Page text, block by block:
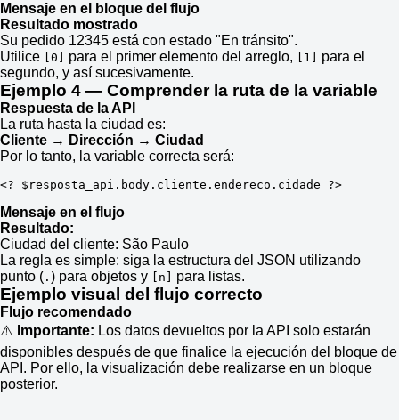
Mensaje en el bloque del flujo
Resultado mostrado
Su pedido 12345 está con estado "En tránsito".
Utilice
[0] para el primer elemento del arreglo, [1]
para el
segundo, y así sucesivamente.
Ejemplo 4 — Comprender la ruta de la variable
Respuesta de la API
La ruta hasta la ciudad es:
Cliente → Dirección → Ciudad
Por lo tanto, la variable correcta será:
<? $resposta_api . body . cliente . endereco . cidade ?>
Mensaje en el flujo
Resultado:
Ciudad del cliente: São Paulo
La regla es simple: siga la estructura del JSON utilizando
punto ( . ) para objetos y [n] para listas.
Ejemplo visual del flujo correcto
Flujo recomendado
⚠️ Importante: Los datos devueltos por la API solo estarán
disponibles después de que finalice la ejecución del bloque de
API. Por ello, la visualización debe realizarse en un bloque
posterior.